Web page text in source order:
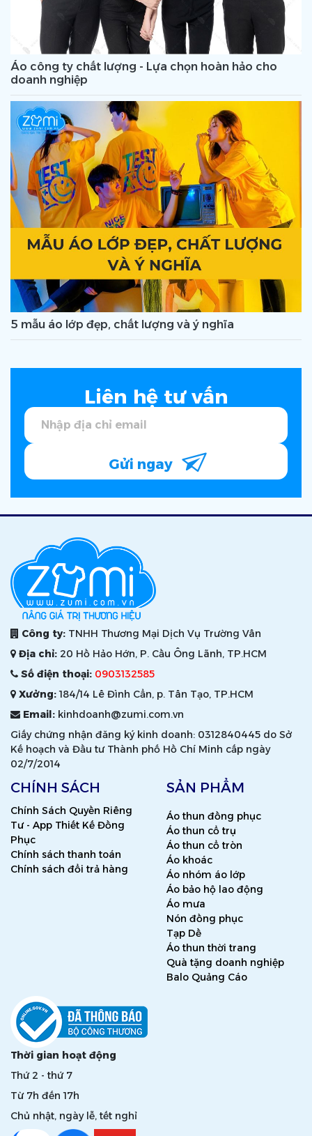
Áo công ty chất lượng - Lựa chọn hoàn hảo cho
doanh nghiệp
5 mẫu áo lớp đẹp, chất lượng và ý nghĩa
Liên hệ tư vấn
Gửi ngay
Công ty: TNHH Thương Mại Dịch Vụ Trường Vân
Địa chỉ: 20 Hồ Hảo Hớn, P. Cầu Ông Lãnh, TP.HCM
Số điện thoại: 0903132585
Xưởng:184/14 Lê Đình Cẩn, p. Tân Tạo, TP.HCM
Email: kinhdoanh@zumi.com.vn
Giấy chứng nhận đăng ký kinh doanh: 0312840445 do Sở
Kế hoạch và Đầu tư Thành phố Hồ Chí Minh cấp ngày
02/7/2014
CHÍNH SÁCH
Chính Sách Quyền Riêng
Tư - App Thiết Kế Đồng
Phục
Chính sách thanh toán
Chính sách đổi trả hàng
SẢN PHẨM
Áo thun đồng phục
Áo thun cổ trụ
Áo thun cổ tròn
Áo khoác
Áo nhóm áo lớp
Áo bảo hộ lao động
Áo mưa
Nón đồng phục
Tạp Dề
Áo thun thời trang
Quà tặng doanh nghiệp
Balo Quảng Cáo
Thời gian hoạt động
Thứ 2 - thứ 7
Từ 7h đến 17h
Chủ nhật, ngày lễ, tết nghỉ